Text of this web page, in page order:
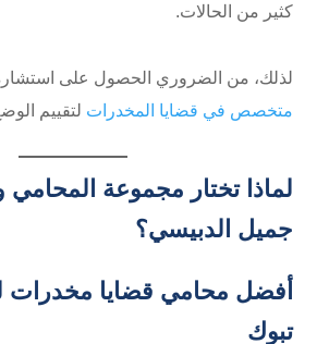
كثير من الحالات.
لذلك، من الضروري الحصول على
متخصص في قضايا المخدرات لتقييم
لماذا تختار مجموعة المحامي
جميل الدبيسي؟
أفضل محامي قضايا مخدرات
تبوك